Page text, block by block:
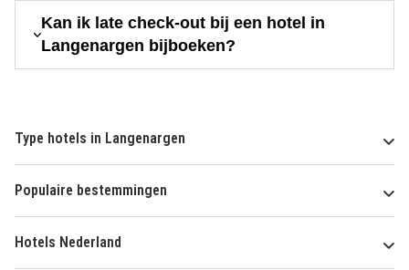
Kan ik late check-out bij een hotel in
Langenargen bijboeken?
Type hotels in Langenargen
Populaire bestemmingen
Hotels Nederland